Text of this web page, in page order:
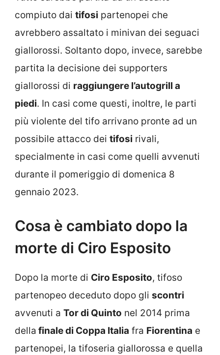
compiuto dai tifosi partenopei che
avrebbero assaltato i minivan dei seguaci
giallorossi. Soltanto dopo, invece, sarebbe
partita la decisione dei supporters
giallorossi di raggiungere l’autogrill a
piedi. In casi come questi, inoltre, le parti
più violente del tifo arrivano pronte ad un
possibile attacco dei tifosi rivali,
specialmente in casi come quelli avvenuti
durante il pomeriggio di domenica 8
gennaio 2023.
Cosa è cambiato dopo la
morte di Ciro Esposito
Dopo la morte di Ciro Esposito, tifoso
partenopeo deceduto dopo gli scontri
avvenuti a Tor di Quinto nel 2014 prima
della finale di Coppa Italia fra Fiorentina e
partenopei, la tifoseria giallorossa e quella